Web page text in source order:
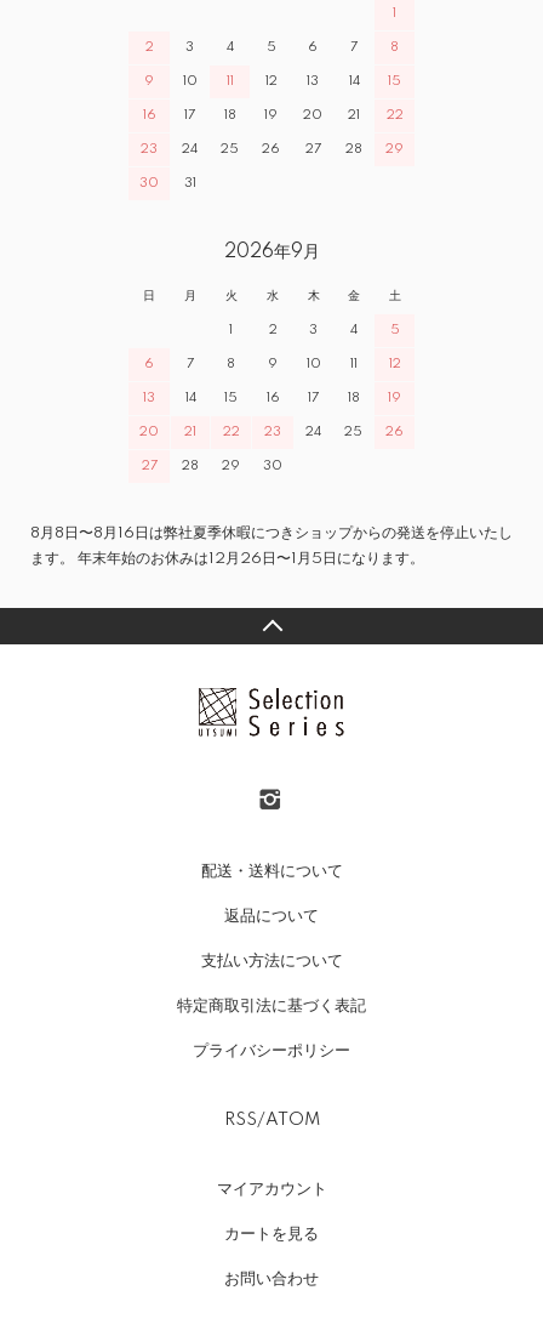
1
2 3 4 5 6 7 8
9 10 11 12 13 14 15
16 17 18 19 20 21 22
23 24 25 26 27 28 29
30 31
2026年9月
日 月 火 水 木 金 土
1 2 3 4 5
6 7 8 9 10 11 12
13 14 15 16 17 18 19
20 21 22 23 24 25 26
27 28 29 30
8月8日〜8月16日は弊社夏季休暇につきショップからの発送を停止いたし
ます。 年末年始のお休みは12月26日〜1月5日になります。
配送・送料について
返品について
支払い方法について
特定商取引法に基づく表記
プライバシーポリシー
RSS/ATOM
マイアカウント
カートを見る
お問い合わせ